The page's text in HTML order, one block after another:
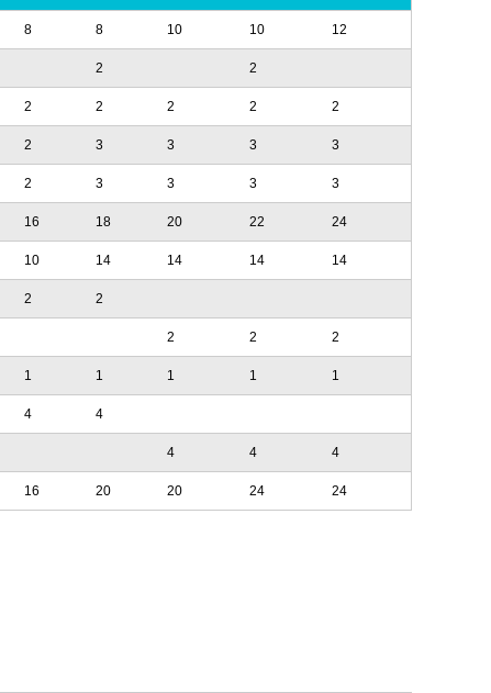
8 8 10 10 12
2 2
2 2 2 2 2
2 3 3 3 3
2 3 3 3 3
16 18 20 22 24
10 14 14 14 14
2 2
2 2 2
1 1 1 1 1
4 4
4 4 4
16 20 20 24 24